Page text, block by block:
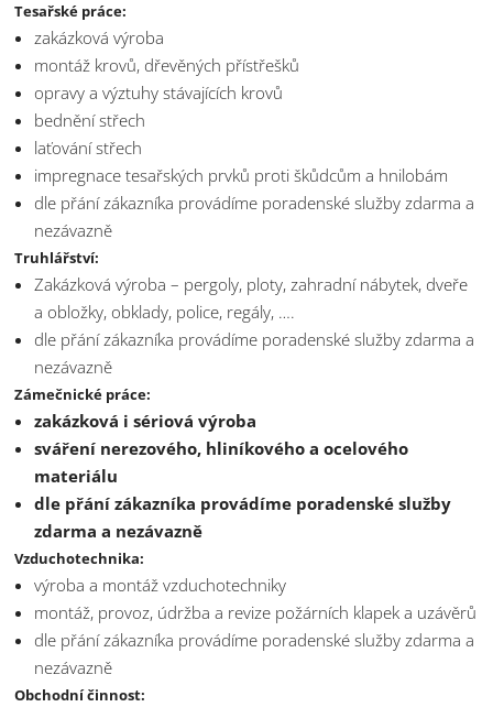
Tesařské práce:
zakázková výroba
montáž krovů, dřevěných přístřešků
opravy a výztuhy stávajících krovů
bednění střech
laťování střech
impregnace tesařských prvků proti škůdcům a hnilobám
dle přání zákazníka provádíme poradenské služby zdarma a
nezávazně
Truhlářství:
Zakázková výroba – pergoly, ploty, zahradní nábytek, dveře
a obložky, obklady, police, regály, ….
dle přání zákazníka provádíme poradenské služby zdarma a
nezávazně
Zámečnické práce:
zakázková i sériová výroba
sváření nerezového, hliníkového a ocelového
materiálu
dle přání zákazníka provádíme poradenské služby
zdarma a nezávazně
Vzduchotechnika:
výroba a montáž vzduchotechniky
montáž, provoz, údržba a revize požárních klapek a uzávěrů
dle přání zákazníka provádíme poradenské služby zdarma a
nezávazně
Obchodní činnost: